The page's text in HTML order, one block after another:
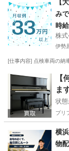
【
み
時
株
伊勢
[仕事内容] 点検車両の納
神奈川 伊勢原市【
ま
状
プリ
横
物